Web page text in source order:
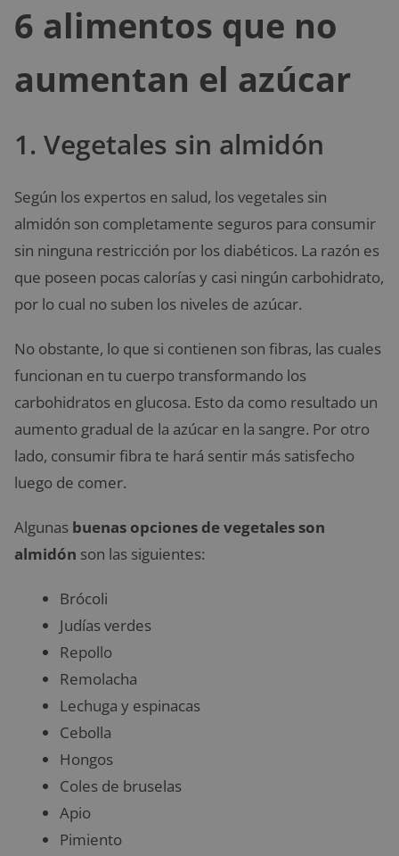
6 alimentos que no
aumentan el azúcar
1. Vegetales sin almidón
Según los expertos en salud, los vegetales sin
almidón son completamente seguros para consumir
sin ninguna restricción por los diabéticos. La razón es
que poseen pocas calorías y casi ningún carbohidrato,
por lo cual no suben los niveles de azúcar.
No obstante, lo que si contienen son fibras, las cuales
funcionan en tu cuerpo transformando los
carbohidratos en glucosa. Esto da como resultado un
aumento gradual de la azúcar en la sangre. Por otro
lado, consumir fibra te hará sentir más satisfecho
luego de comer.
Algunas buenas opciones de vegetales son
almidón son las siguientes:
Brócoli
Judías verdes
Repollo
Remolacha
Lechuga y espinacas
Cebolla
Hongos
Coles de bruselas
Apio
Pimiento